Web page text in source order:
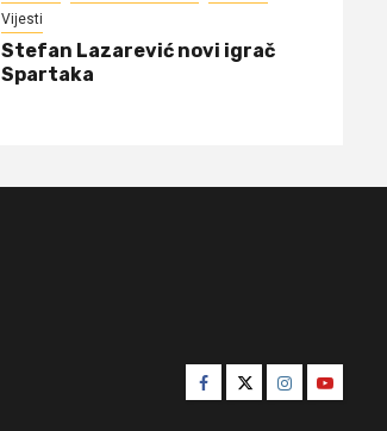
Vijesti
Stefan Lazarević novi igrač
Spartaka
Facebook
TwitterInstagram
Youtube